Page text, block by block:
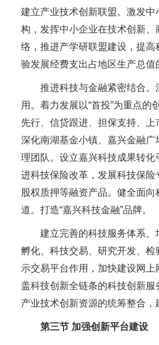
建立产业技术创新联盟。激发
构，发挥中小企业在技术创新
络，推进产学研联盟建设，提
验发展经费支出占地区生产总值
推进科技与金融紧密结合。
用。着力发展以“首投”为重点的
先行、信贷跟进、担保支持、上
深化南湖基金小镇、嘉兴金融
理团队。设立嘉兴科技成果转
进科技保险改革，发展科技保险
股权质押等融资产品。健全面
道。打造“嘉兴科技金融”品牌。
建立完善的科技服务体系。
孵化、科技交易、研究开发、
示交易平台作用，加快建设网
盖科技创新全链条的科技创新
产业技术创新资源的统筹整合，
第三节 加强创新平台建设